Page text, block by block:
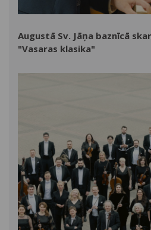
Augustā Sv. Jāņa baznīcā
"Vasaras klasika"